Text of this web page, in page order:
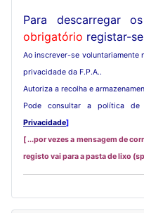
Para descarregar
obrigatório registar-
Ao inscrever-se voluntariamente
privacidade da F.P.A..
Autoriza a recolha e
Pode consultar a política
Privacidade]
[ ...por vezes a mensagem de
registo vai para a pasta de lixo